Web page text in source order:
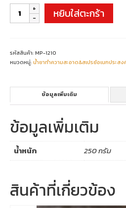
จำนวน
AUTOSOL
METAL
ชิ้น
หยิบใส่ตะกร้า
รหัสสินค้า:MP-1210
หมวดหมู่:น้ำยาทำความสะอาด&สเปรย์อเนกประสง
ข้อมูลเพิ่มเติม
ข้อมูลเพิ่มเติม
น้ำหนัก 250 กรัม
สินค้าที่เกี่ยวข้อง